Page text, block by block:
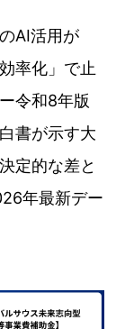
AI活用が
率化」で止
令和8年版
書が示す大
定的な差と
年最新デー